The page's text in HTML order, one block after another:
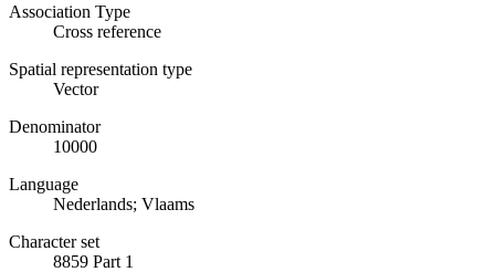
Association Type
Cross reference
Spatial representation type
Vector
Denominator
10000
Language
Nederlands; Vlaams
Character set
8859 Part 1